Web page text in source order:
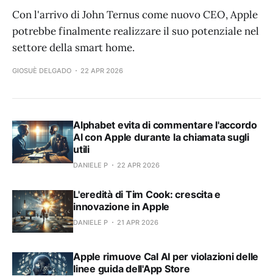
Con l'arrivo di John Ternus come nuovo CEO, Apple
potrebbe finalmente realizzare il suo potenziale nel
settore della smart home.
GIOSUÈ DELGADO 22 APR 2026
Alphabet evita di commentare l'accordo
AI con Apple durante la chiamata sugli
utili
DANIELE P 22 APR 2026
L'eredità di Tim Cook: crescita e
innovazione in Apple
DANIELE P 21 APR 2026
Apple rimuove Cal AI per violazioni delle
linee guida dell'App Store